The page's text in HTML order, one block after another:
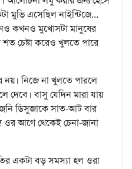
মুভি এসেছিল নাইন্টিজে...
কখনও মুখোসটা মানুষের
চেষ্টা করেও খুলতে পারে
নয়। নিজে না খুলতে পারলে
দেবে। বাসু যেদিন মারা যায়
জনি ডিসুজাকে সাত-আট বার
আগে থেকেই চেনা-জানা
একটা বড় সমস্যা হল ওরা